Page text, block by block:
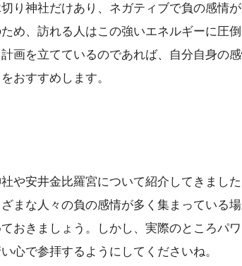
り神社だけあり、ネガティブで負の感情
め、訪れる人はこの強いエネルギーに圧
画を立てているのであれば、自分自身の
おすすめします。
や安井金比羅宮について紹介してきまし
まな人々の負の感情が多く集まっている
おきましょう。しかし、実際のところパ
心で参拝するようにしてくださいね。